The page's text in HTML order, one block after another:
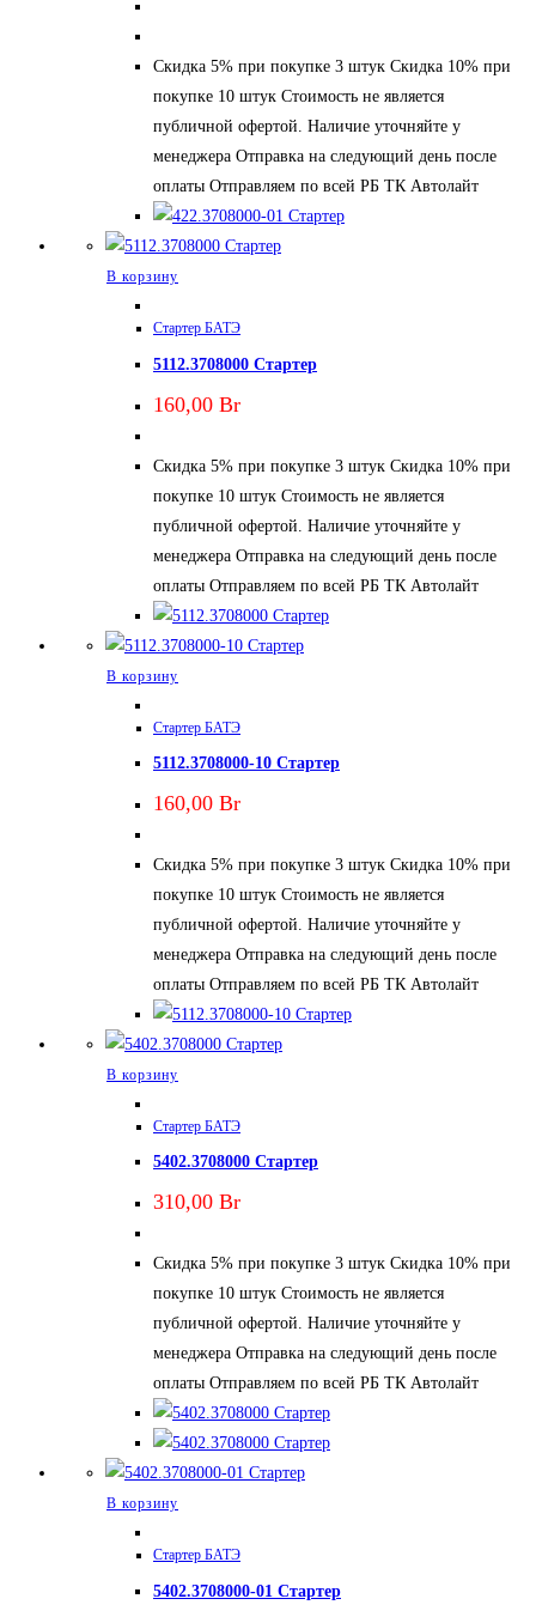
Скидка 5% при покупке 3 штук Скидка 10% при
покупке 10 штук Стоимость не является
публичной офертой. Наличие уточняйте у
менеджера Отправка на следующий день после
оплаты Отправляем по всей РБ ТК Автолайт
В корзину
Стартер БАТЭ
5112.3708000 Стартер
160,00 Br
Скидка 5% при покупке 3 штук Скидка 10% при
покупке 10 штук Стоимость не является
публичной офертой. Наличие уточняйте у
менеджера Отправка на следующий день после
оплаты Отправляем по всей РБ ТК Автолайт
В корзину
Стартер БАТЭ
5112.3708000-10 Стартер
160,00 Br
Скидка 5% при покупке 3 штук Скидка 10% при
покупке 10 штук Стоимость не является
публичной офертой. Наличие уточняйте у
менеджера Отправка на следующий день после
оплаты Отправляем по всей РБ ТК Автолайт
В корзину
Стартер БАТЭ
5402.3708000 Стартер
310,00 Br
Скидка 5% при покупке 3 штук Скидка 10% при
покупке 10 штук Стоимость не является
публичной офертой. Наличие уточняйте у
менеджера Отправка на следующий день после
оплаты Отправляем по всей РБ ТК Автолайт
В корзину
Стартер БАТЭ
5402.3708000-01 Стартер